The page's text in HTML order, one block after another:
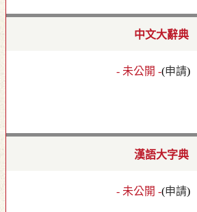
中文大辭典
- 未公開 -(申請)
漢語大字典
- 未公開 -(申請)